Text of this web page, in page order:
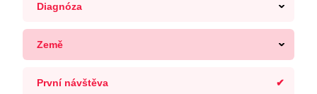
Diagnóza
Země
První návštěva